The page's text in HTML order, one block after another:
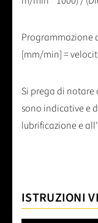
Programmazione
[mm/min] =
Si prega di
sono indicative e
lubrificazione e
ISTRUZIONI